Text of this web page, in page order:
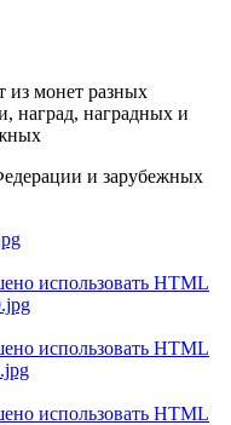
из монет разных
наград, наградных и
и зарубежных
использовать HTML
использовать HTML
использовать HTML